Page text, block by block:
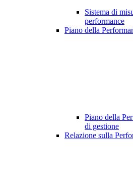
Sistema di
performance
Piano della
Piano della
di gestione
Relazione sulla